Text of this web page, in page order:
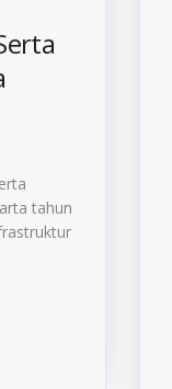
tahun